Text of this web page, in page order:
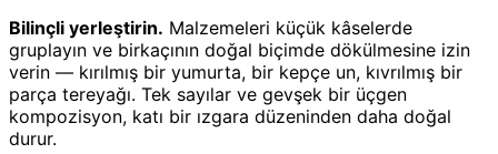
Bilinçli yerleştirin. Malzemeleri küçük kâselerde
gruplayın ve birkaçının doğal biçimde dökülmesine izin
verin — kırılmış bir yumurta, bir kepçe un, kıvrılmış bir
parça tereyağı. Tek sayılar ve gevşek bir üçgen
kompozisyon, katı bir ızgara düzeninden daha doğal
durur.